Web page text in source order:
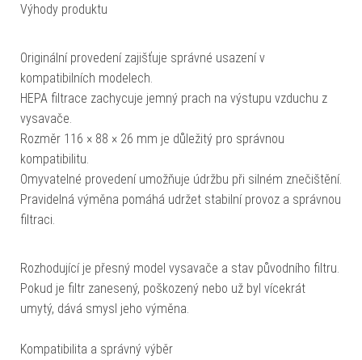
Výhody produktu
Originální provedení zajišťuje správné usazení v
kompatibilních modelech.
HEPA filtrace zachycuje jemný prach na výstupu vzduchu z
vysavače.
Rozměr 116 × 88 × 26 mm je důležitý pro správnou
kompatibilitu.
Omyvatelné provedení umožňuje údržbu při silném znečištění.
Pravidelná výměna pomáhá udržet stabilní provoz a správnou
filtraci.
Rozhodující je přesný model vysavače a stav původního filtru.
Pokud je filtr zanesený, poškozený nebo už byl vícekrát
umytý, dává smysl jeho výměna.
Kompatibilita a správný výběr